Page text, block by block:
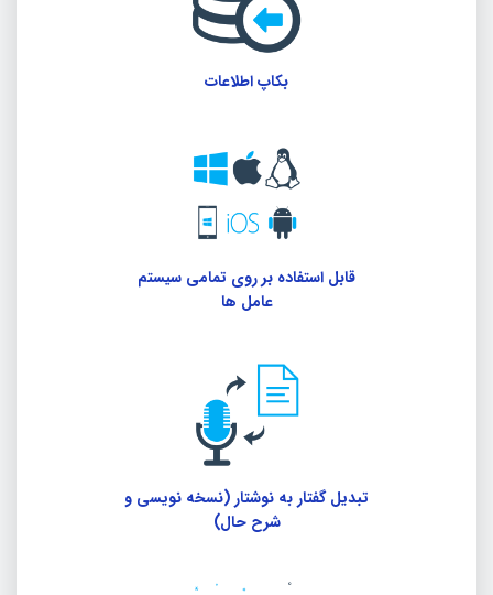
بکاپ اطلاعات
قابل استفاده بر روی تمامی سیستم
عامل ها
تبدیل گفتار به نوشتار (نسخه نویسی و
شرح حال)